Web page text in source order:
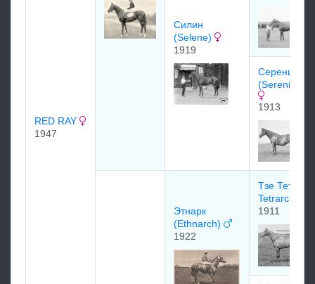
RED RAY
1947
Силин
(Selene)
1919
1913
Этнарк
(Ethnarch)
1922
Тзе
Tetrarch)
1911